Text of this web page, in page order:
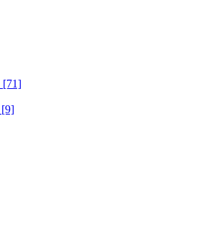
[71]
[9]